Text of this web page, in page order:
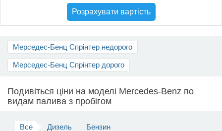
Завантажити додаток
Продати авто
Розрахувати вартість
Мерседес-Бенц Спрінтер недорого
Мерседес-Бенц Спрінтер дорого
Подивіться ціни на моделі Mercedes-Benz по
видам палива з пробігом
Все Дизель
Бензин